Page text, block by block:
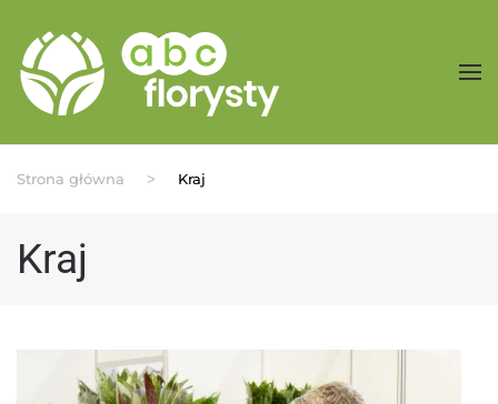
Przejdź do treści głównej
Strona główna Kraj
Kraj